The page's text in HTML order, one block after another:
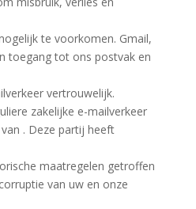
te voorkomen. Gmail,
toegang tot ons postvak en
vertrouwelijk.
zakelijke e-mailverkeer
. Deze partij heeft
maatregelen getroffen
van uw en onze